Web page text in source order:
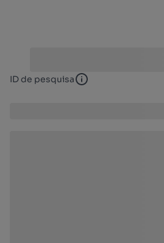
ID de pesquisa ID de pesquisa